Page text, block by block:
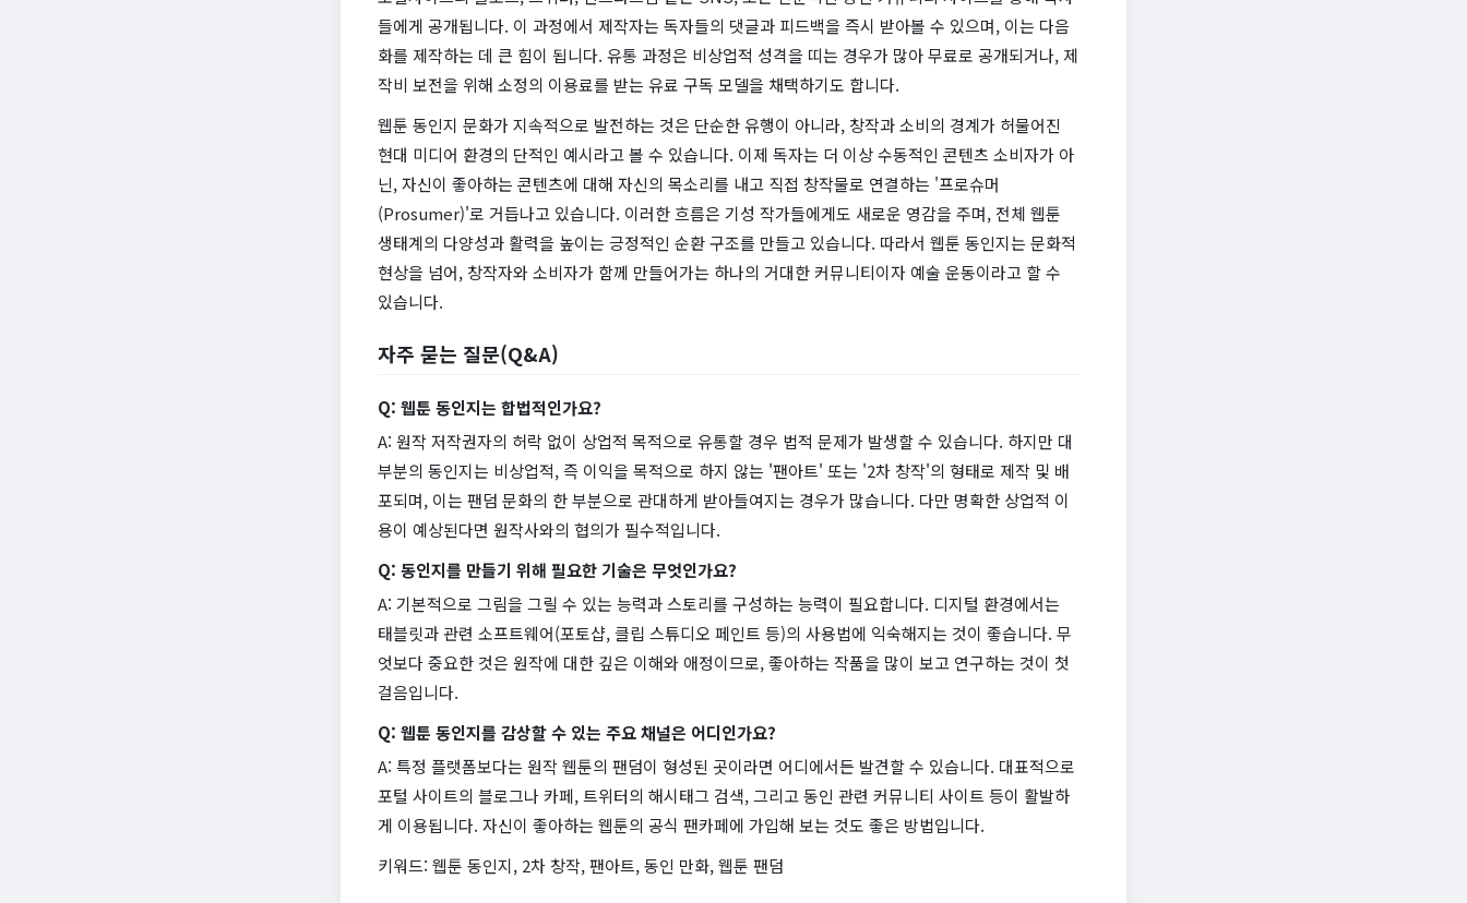
들에게 공개됩니다. 이 과정에서 제작자는 독자들의 댓글과 피드백을 즉시 받아볼 수 있으며, 이는 다음
화를 제작하는 데 큰 힘이 됩니다. 유통 과정은 비상업적 성격을 띠는 경우가 많아 무료로 공개되거나, 제
작비 보전을 위해 소정의 이용료를 받는 유료 구독 모델을 채택하기도 합니다.
웹툰 동인지 문화가 지속적으로 발전하는 것은 단순한 유행이 아니라, 창작과 소비의 경계가 허물어진
현대 미디어 환경의 단적인 예시라고 볼 수 있습니다. 이제 독자는 더 이상 수동적인 콘텐츠 소비자가 아
닌, 자신이 좋아하는 콘텐츠에 대해 자신의 목소리를 내고 직접 창작물로 연결하는 '프로슈머
(Prosumer)'로 거듭나고 있습니다. 이러한 흐름은 기성 작가들에게도 새로운 영감을 주며, 전체 웹툰
생태계의 다양성과 활력을 높이는 긍정적인 순환 구조를 만들고 있습니다. 따라서 웹툰 동인지는 문화적
현상을 넘어, 창작자와 소비자가 함께 만들어가는 하나의 거대한 커뮤니티이자 예술 운동이라고 할 수
있습니다.
자주 묻는 질문(Q&A)
Q: 웹툰 동인지는 합법적인가요?
A: 원작 저작권자의 허락 없이 상업적 목적으로 유통할 경우 법적 문제가 발생할 수 있습니다. 하지만 대
부분의 동인지는 비상업적, 즉 이익을 목적으로 하지 않는 '팬아트' 또는 '2차 창작'의 형태로 제작 및 배
포되며, 이는 팬덤 문화의 한 부분으로 관대하게 받아들여지는 경우가 많습니다. 다만 명확한 상업적 이
용이 예상된다면 원작사와의 협의가 필수적입니다.
Q: 동인지를 만들기 위해 필요한 기술은 무엇인가요?
A: 기본적으로 그림을 그릴 수 있는 능력과 스토리를 구성하는 능력이 필요합니다. 디지털 환경에서는
태블릿과 관련 소프트웨어(포토샵, 클립 스튜디오 페인트 등)의 사용법에 익숙해지는 것이 좋습니다. 무
엇보다 중요한 것은 원작에 대한 깊은 이해와 애정이므로, 좋아하는 작품을 많이 보고 연구하는 것이 첫
걸음입니다.
Q: 웹툰 동인지를 감상할 수 있는 주요 채널은 어디인가요?
A: 특정 플랫폼보다는 원작 웹툰의 팬덤이 형성된 곳이라면 어디에서든 발견할 수 있습니다. 대표적으로
포털 사이트의 블로그나 카페, 트위터의 해시태그 검색, 그리고 동인 관련 커뮤니티 사이트 등이 활발하
게 이용됩니다. 자신이 좋아하는 웹툰의 공식 팬카페에 가입해 보는 것도 좋은 방법입니다.
키워드: 웹툰 동인지, 2차 창작, 팬아트, 동인 만화, 웹툰 팬덤